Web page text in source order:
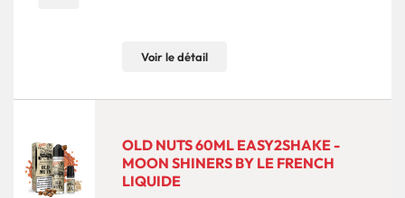
Voir le détail
OLD NUTS 60ML EASY2SHAKE -
MOON SHINERS BY LE FRENCH
LIQUIDE